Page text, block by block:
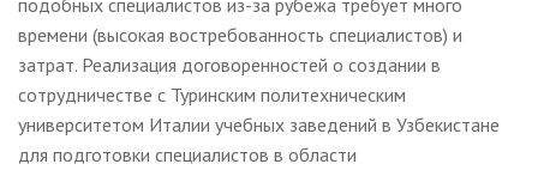
времени (высокая востребованность специалистов) и
затрат. Реализация договоренностей о создании в
сотрудничестве с Туринским политехническим
университетом Италии учебных заведений в Узбекистане
для подготовки специалистов в области